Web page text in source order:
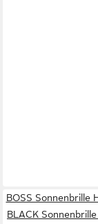
BOSS Sonnenbrille
BLACK